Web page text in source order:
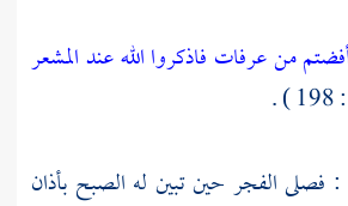
من عرفات فاذكروا الله عند المشعر
.
فصلى الفجر حين تبين له الصبح بأذان